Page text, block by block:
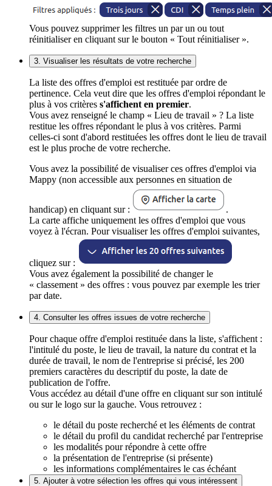
Vous pouvez supprimer les filtres un par un ou tout
réinitialiser en cliquant sur le bouton « Tout réinitialiser ».
3. Visualiser les résultats de votre recherche
La liste des offres d'emploi est restituée par ordre de
pertinence. Cela veut dire que les offres d'emploi répondant le
plus à vos critères s'affichent en premier.
Vous avez renseigné le champ « Lieu de travail » ? La liste
restitue les offres répondant le plus à vos critères. Parmi
celles-ci sont d'abord restituées les offres dont le lieu de travail
est le plus proche de votre recherche.
Vous avez la possibilité de visualiser ces offres d'emploi via
Mappy (non accessible aux personnes en situation de
handicap) en cliquant sur :
.
La carte affiche uniquement les offres d'emploi que vous
voyez à l'écran. Pour visualiser les offres d'emploi suivantes,
cliquez sur :
Vous avez également la possibilité de changer le
« classement » des offres : vous pouvez par exemple les trier
par date.
4. Consulter les offres issues de votre recherche
Pour chaque offre d'emploi restituée dans la liste, s'affichent :
l'intitulé du poste, le lieu de travail, la nature du contrat et la
durée de travail, le nom de l'entreprise si précisé, les 200
premiers caractères du descriptif du poste, la date de
publication de l'offre.
Vous accédez au détail d'une offre en cliquant sur son intitulé
ou sur le logo sur la gauche. Vous retrouvez :
le détail du poste recherché et les éléments de contrat
le détail du profil du candidat recherché par l'entreprise
les modalités pour répondre à cette offre
la présentation de l'entreprise (si présente)
les informations complémentaires le cas échéant
5. Ajouter à votre sélection les offres qui vous intéressent